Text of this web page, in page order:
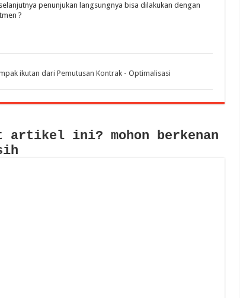
penunjukan langsungnya bisa dilakukan dengan
?
ikutan dari Pemutusan Kontrak - Optimalisasi
artikel ini? mohon berkenan